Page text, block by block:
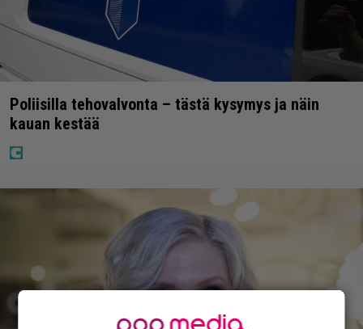
Poliisilla tehovalvonta – tästä kysymys ja näin
kauan kestää